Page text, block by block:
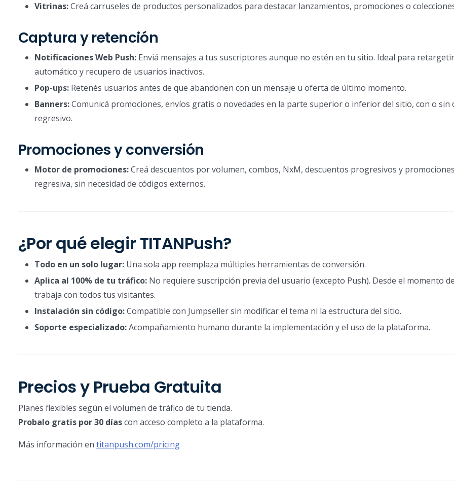
Vitrinas:Creá carruseles de productos personalizados para destacar lanzamientos, promociones o
Captura y retención
Notificaciones Web Push: Enviá mensajes a tus suscriptores aunque no estén en tu sitio. Ideal para
automático y recupero de usuarios inactivos.
Pop-ups: Retenés usuarios antes de que abandonen con un mensaje u oferta de último momento.
Banners:Comunicá promociones, envíos gratis o novedades en la parte superior o inferior del sitio, con o sin
regresivo.
Promociones y conversión
Motor de promociones:Creá descuentos por volumen, combos, NxM, descuentos progresivos y
regresiva, sin necesidad de códigos externos.
¿Por qué elegir TITANPush?
Todo en un solo lugar: Una sola app reemplaza múltiples herramientas de conversión.
Aplica al 100% de tu tráfico: No requiere suscripción previa del usuario (excepto Push). Desde el momento
trabaja con todos tus visitantes.
Instalación sin código:Compatible con Jumpseller sin modificar el tema ni la estructura del sitio.
Soporte especializado:Acompañamiento humano durante la implementación y el uso de la plataforma.
Precios y Prueba Gratuita
Planes flexibles según el volumen de tráfico de tu tienda.
Probalo gratis por 30 díascon acceso completo a la plataforma.
Más información en titanpush.com/pricing